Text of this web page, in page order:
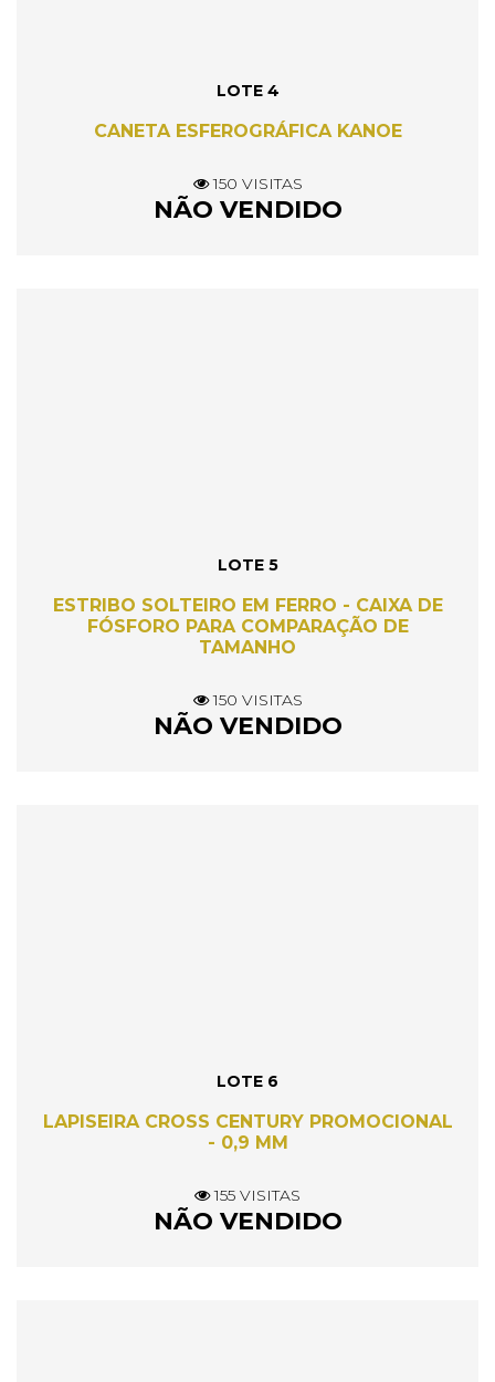
LOTE 4
CANETA ESFEROGRÁFICA KANOE
150 VISITAS
NÃO VENDIDO
LOTE 5
ESTRIBO SOLTEIRO EM FERRO - CAIXA DE
FÓSFORO PARA COMPARAÇÃO DE
TAMANHO
150 VISITAS
NÃO VENDIDO
LOTE 6
LAPISEIRA CROSS CENTURY PROMOCIONAL
- 0,9 MM
155 VISITAS
NÃO VENDIDO